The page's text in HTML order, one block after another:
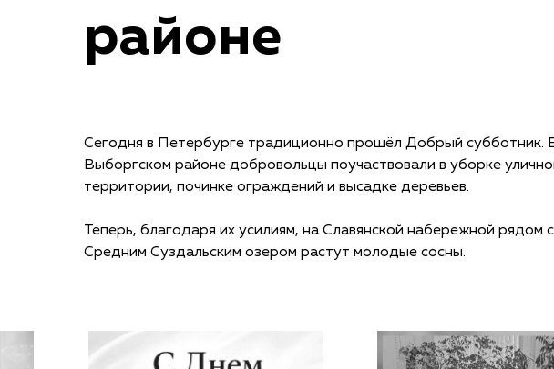
районе
Сегодня в Петербурге традиционно прошёл Добрый субботник.
Выборгском районе добровольцы поучаствовали в уборке
территории, починке ограждений и высадке деревьев.
Теперь, благодаря их усилиям, на Славянской набережной рядом
Средним Суздальским озером растут молодые сосны.